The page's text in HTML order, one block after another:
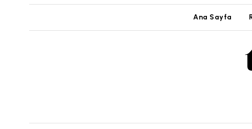
Ana Sayfa